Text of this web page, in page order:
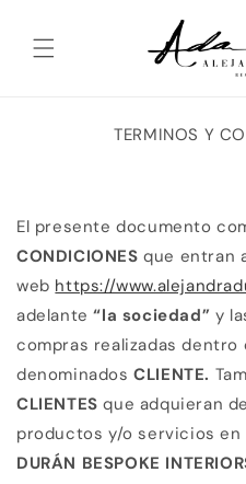
al contenido
TERMINOS Y
El presente documento
CONDICIONES que entran
web https://
adelante“la sociedad” y
compras realizadas dentro
denominadosCLIENTE.
CLIENTES que adquieran
productos y/o servicios en
DURÁN BESPOKE